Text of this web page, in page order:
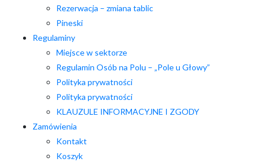
Rezerwacja – zmiana tablic
Pineski
Regulaminy
Miejsce w sektorze
Regulamin Osób na Polu – „Pole u Głowy”
Polityka prywatności
Polityka prywatności
KLAUZULE INFORMACYJNE I ZGODY
Zamówienia
Kontakt
Koszyk